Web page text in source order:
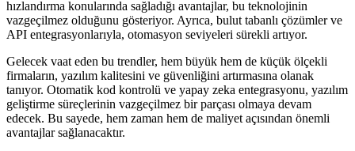
hızlandırma konularında sağladığı avantajlar, bu teknolojinin
vazgeçilmez olduğunu gösteriyor. Ayrıca, bulut tabanlı çözümler ve
API entegrasyonlarıyla, otomasyon seviyeleri sürekli artıyor.
Gelecek vaat eden bu trendler, hem büyük hem de küçük ölçekli
firmaların, yazılım kalitesini ve güvenliğini artırmasına olanak
tanıyor. Otomatik kod kontrolü ve yapay zeka entegrasyonu, yazılım
geliştirme süreçlerinin vazgeçilmez bir parçası olmaya devam
edecek. Bu sayede, hem zaman hem de maliyet açısından önemli
avantajlar sağlanacaktır.